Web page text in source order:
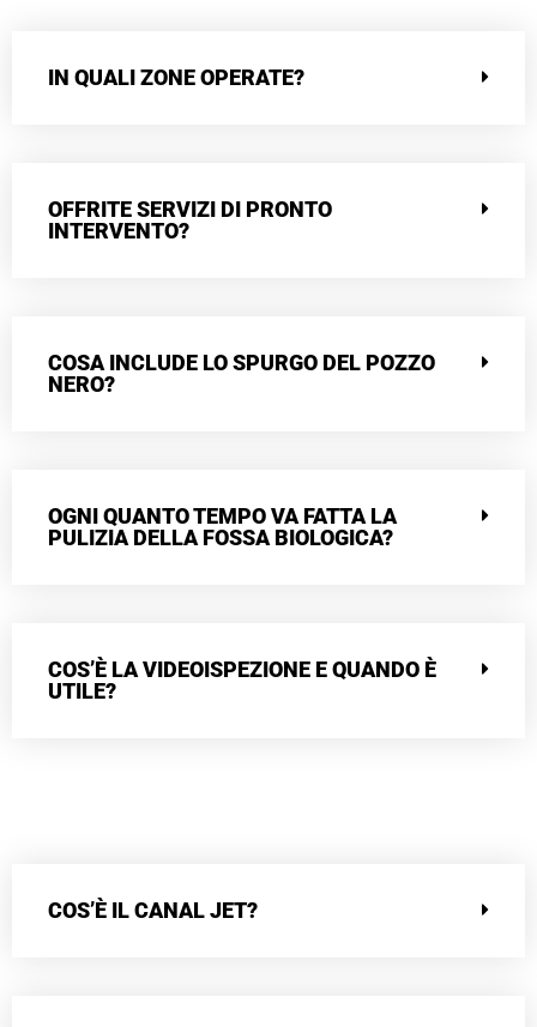
IN QUALI ZONE OPERATE?
OFFRITE SERVIZI DI PRONTO
INTERVENTO?
COSA INCLUDE LO SPURGO DEL POZZO
NERO?
OGNI QUANTO TEMPO VA FATTA LA
PULIZIA DELLA FOSSA BIOLOGICA?
COS’È LA VIDEOISPEZIONE E QUANDO È
UTILE?
COS’È IL CANAL JET?